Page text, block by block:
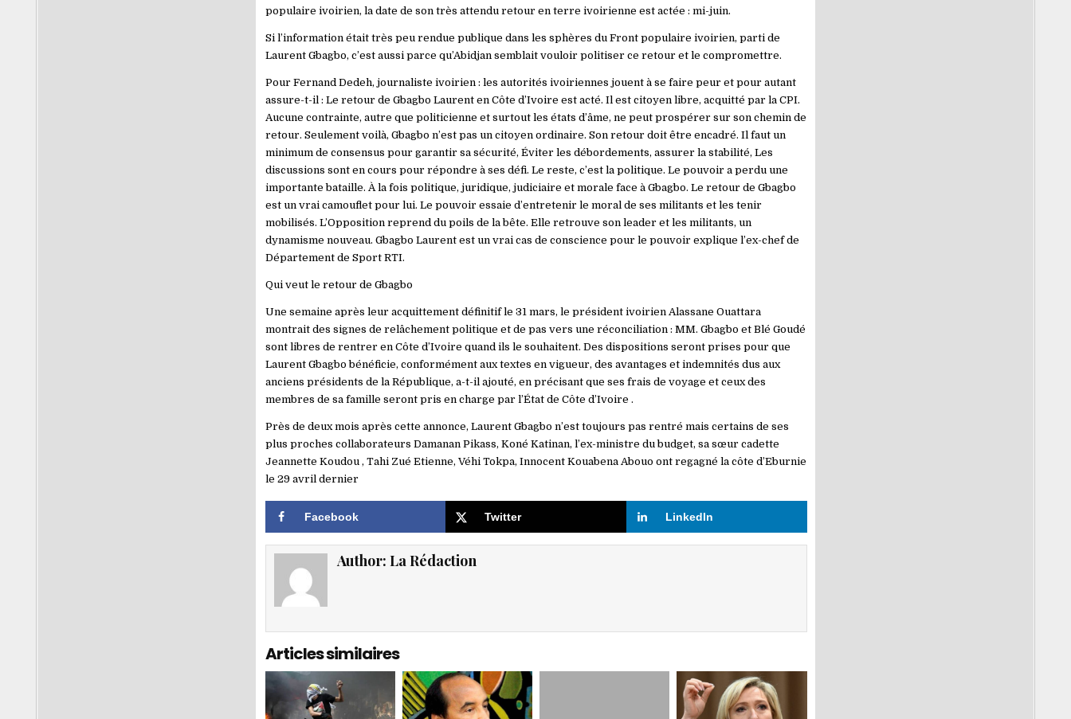
populaire ivoirien, la date de son très attendu retour en terre ivoirienne est actée : mi-juin.
Si l’information était très peu rendue publique dans les sphères du Front populaire ivoirien, parti de
Laurent Gbagbo, c’est aussi parce qu’Abidjan semblait vouloir politiser ce retour et le compromettre.
Pour Fernand Dedeh, journaliste ivoirien : les autorités ivoiriennes jouent à se faire peur et pour autant
assure-t-il : Le retour de Gbagbo Laurent en Côte d’Ivoire est acté. Il est citoyen libre, acquitté par la CPI.
Aucune contrainte, autre que politicienne et surtout les états d’âme, ne peut prospérer sur son chemin de
retour. Seulement voilà, Gbagbo n’est pas un citoyen ordinaire. Son retour doit être encadré. Il faut un
minimum de consensus pour garantir sa sécurité, Éviter les débordements, assurer la stabilité, Les
discussions sont en cours pour répondre à ses défi. Le reste, c’est la politique. Le pouvoir a perdu une
importante bataille. À la fois politique, juridique, judiciaire et morale face à Gbagbo. Le retour de Gbagbo
est un vrai camouflet pour lui. Le pouvoir essaie d’entretenir le moral de ses militants et les tenir
mobilisés. L’Opposition reprend du poils de la bête. Elle retrouve son leader et les militants, un
dynamisme nouveau. Gbagbo Laurent est un vrai cas de conscience pour le pouvoir explique l’ex-chef de
Département de Sport RTI.
Qui veut le retour de Gbagbo
Une semaine après leur acquittement définitif le 31 mars, le président ivoirien Alassane Ouattara
montrait des signes de relâchement politique et de pas vers une réconciliation : MM. Gbagbo et Blé Goudé
sont libres de rentrer en Côte d’Ivoire quand ils le souhaitent. Des dispositions seront prises pour que
Laurent Gbagbo bénéficie, conformément aux textes en vigueur, des avantages et indemnités dus aux
anciens présidents de la République, a-t-il ajouté, en précisant que ses frais de voyage et ceux des
membres de sa famille seront pris en charge par l’État de Côte d’Ivoire .
Près de deux mois après cette annonce, Laurent Gbagbo n’est toujours pas rentré mais certains de ses
plus proches collaborateurs Damanan Pikass, Koné Katinan, l’ex-ministre du budget, sa sœur cadette
Jeannette Koudou , Tahi Zué Etienne, Véhi Tokpa, Innocent Kouabena Abouo ont regagné la côte d’Eburnie
le 29 avril dernier
Facebook Twitter LinkedIn
Author: La Rédaction
Articles similaires